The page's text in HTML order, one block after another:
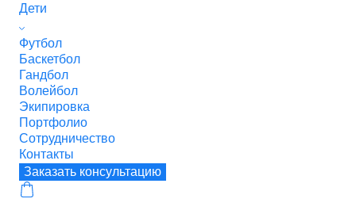
Дети
Футбол
Баскетбол
Гандбол
Волейбол
Экипировка
Портфолио
Сотрудничество
Контакты
Заказать консультацию